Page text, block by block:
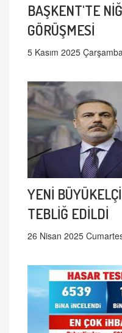
BAŞKENT'TE
GÖRÜŞMESİ
5 Kasım 2025 Çarşamba
YENİ
TEBLİĞ EDİLDİ
26 Nisan 2025